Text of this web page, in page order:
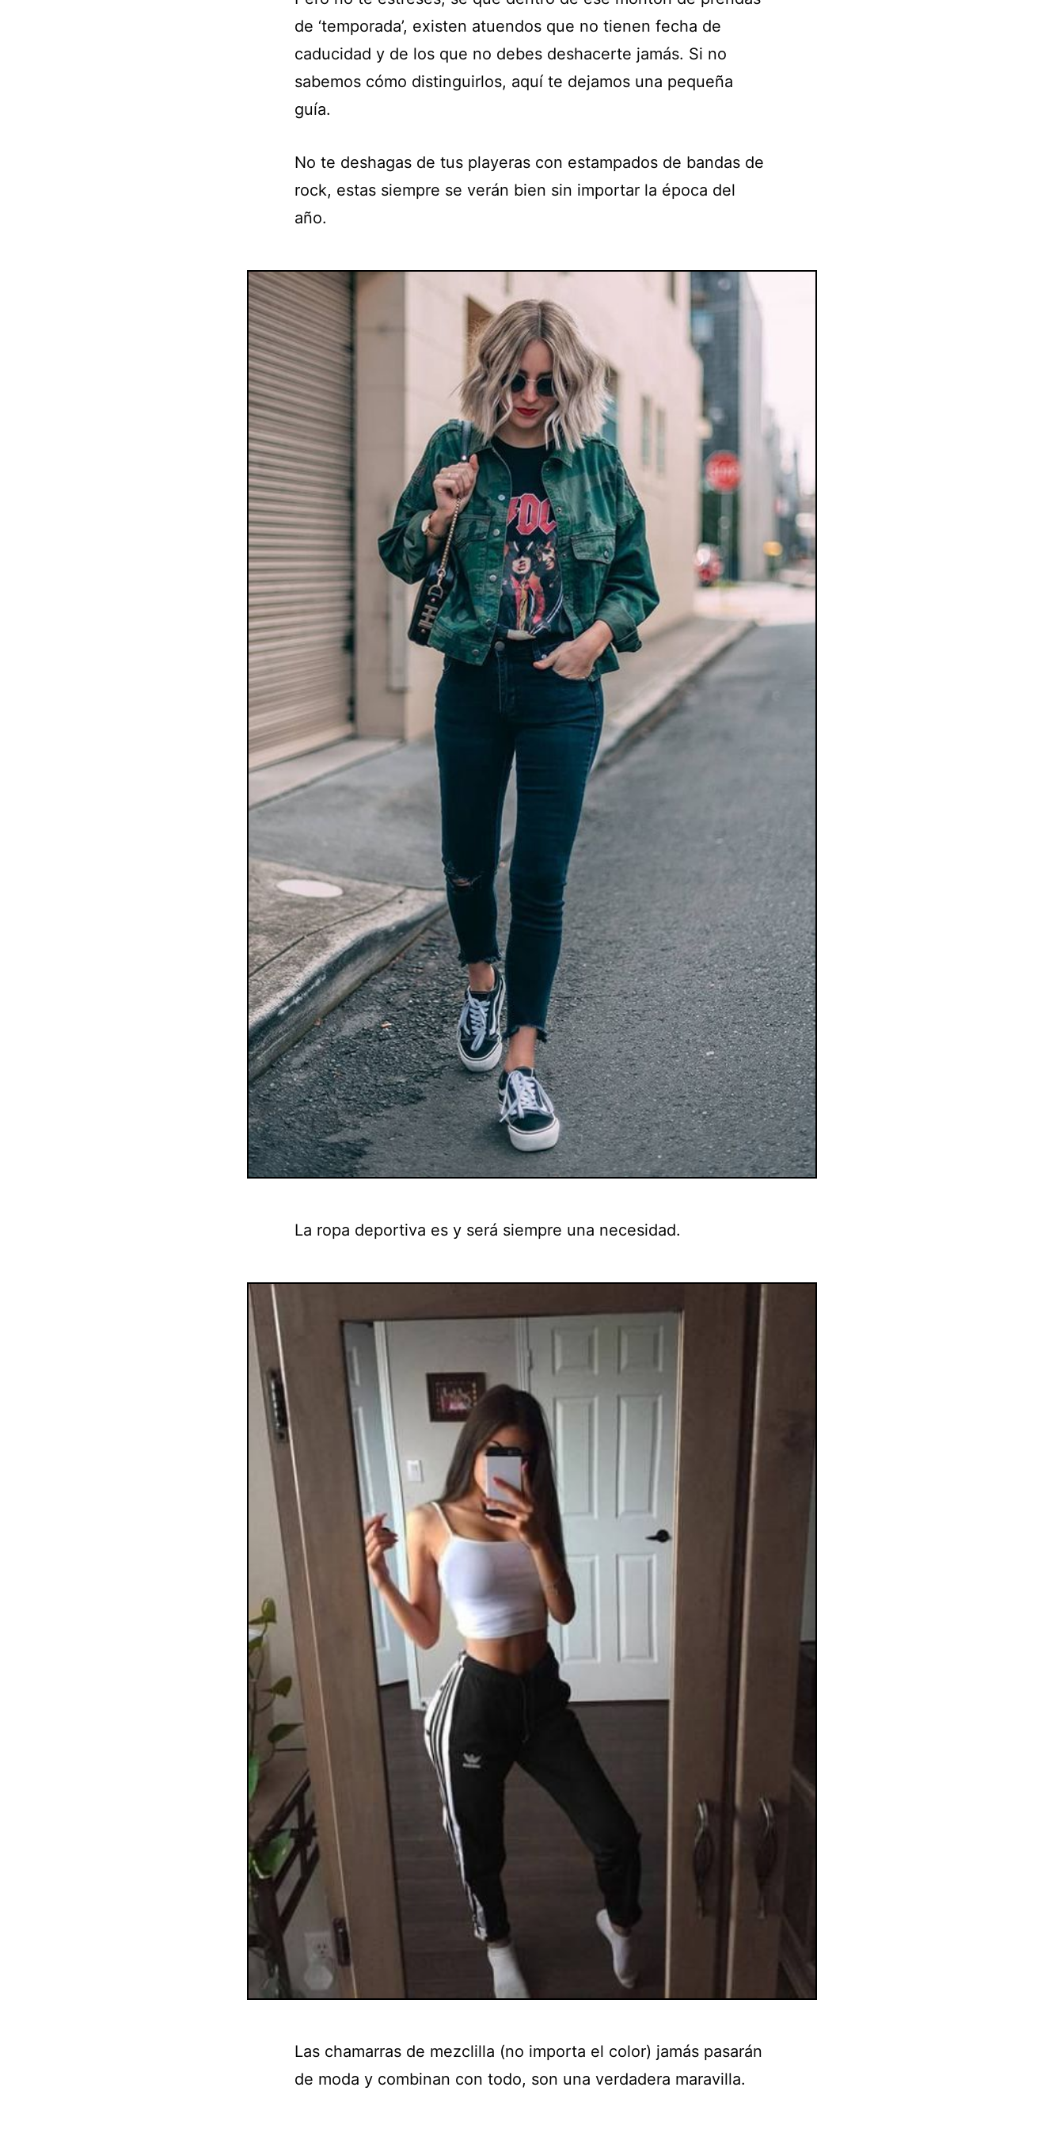
de ‘temporada’, existen atuendos que no tienen fecha de
caducidad y de los que no debes deshacerte jamás. Si no
sabemos cómo distinguirlos, aquí te dejamos una pequeña
guía.
No te deshagas de tus playeras con estampados de bandas de
rock, estas siempre se verán bien sin importar la época del
año.
La ropa deportiva es y será siempre una necesidad.
Las chamarras de mezclilla (no importa el color) jamás pasarán
de moda y combinan con todo, son una verdadera maravilla.